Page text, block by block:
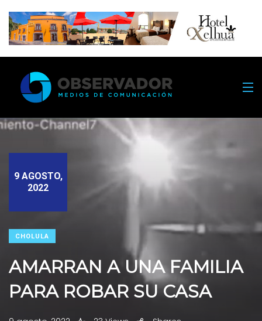
9 AGOSTO,
2022
CHOLULA
AMARRAN A UNA FAMILIA
PARA ROBAR SU CASA